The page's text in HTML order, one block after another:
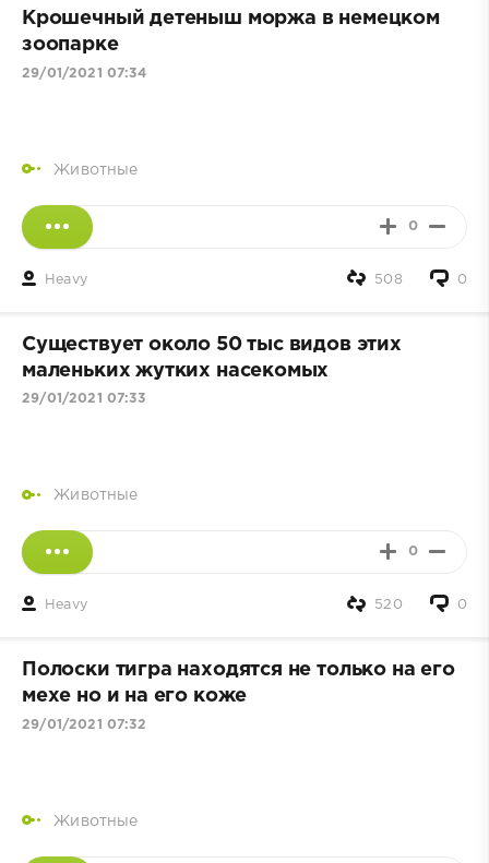
Крошечный детеныш моржа в немецком
зоопарке
29/01/2021 07:34
Животные
0
Heavy 0
508
Существует около 50 тыс видов этих
маленьких жутких насекомых
29/01/2021 07:33
Животные
0
Heavy 0
520
Полоски тигра находятся не только на его
мехе но и на его коже
29/01/2021 07:32
Животные